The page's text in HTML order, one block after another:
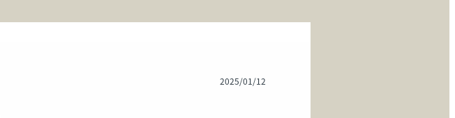
2025/01/12